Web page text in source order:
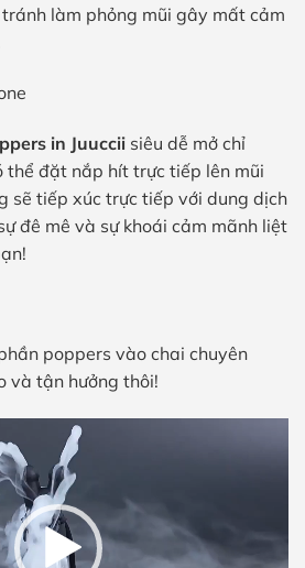
làm phỏng mũi gây mất cảm
in Juuccii siêu dễ mở chỉ
thể đặt nắp hít trực tiếp lên mũi
sẽ tiếp xúc trực tiếp với dung dịch
đê mê và sự khoái cảm mãnh liệt
poppers vào chai chuyên
và tận hưởng thôi!